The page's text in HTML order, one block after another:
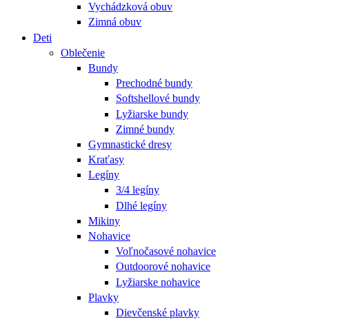
Vychádzková obuv
Zimná obuv
Deti
Oblečenie
Bundy
Prechodné bundy
Softshellové bundy
Lyžiarske bundy
Zimné bundy
Gymnastické dresy
Kraťasy
Legíny
3/4 legíny
Dlhé legíny
Mikiny
Nohavice
Voľnočasové nohavice
Outdoorové nohavice
Lyžiarske nohavice
Plavky
Dievčenské plavky